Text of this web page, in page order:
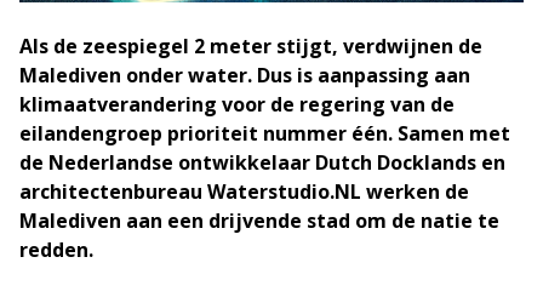
Als de zeespiegel 2 meter stijgt, verdwijnen de
Malediven onder water. Dus is aanpassing aan
klimaatverandering voor de regering van de
eilandengroep prioriteit nummer één. Samen met
de Nederlandse ontwikkelaar Dutch Docklands en
architectenbureau Waterstudio.NL werken de
Malediven aan een drijvende stad om de natie te
redden.